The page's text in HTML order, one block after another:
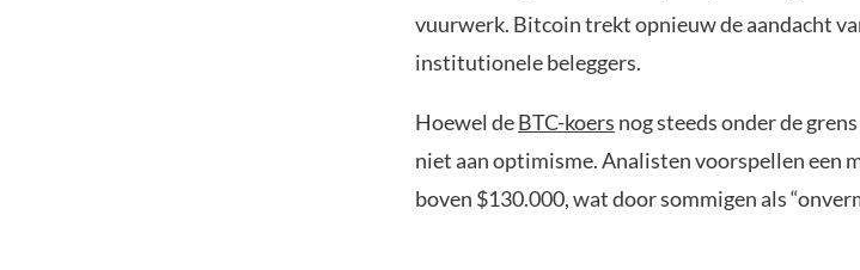
vuurwerk. Bitcoin trekt opnieuw de aandacht
institutionele beleggers.
Hoewel deBTC-koers nog steeds onder de
niet aan optimisme. Analisten voorspellen een
boven $130.000, wat door sommigen als